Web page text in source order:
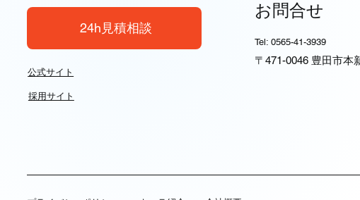
24h見積相談
公式サイト
採用サイト
お問合せ
Tel: 0565-41-3939
〒471-0046 豊田市本